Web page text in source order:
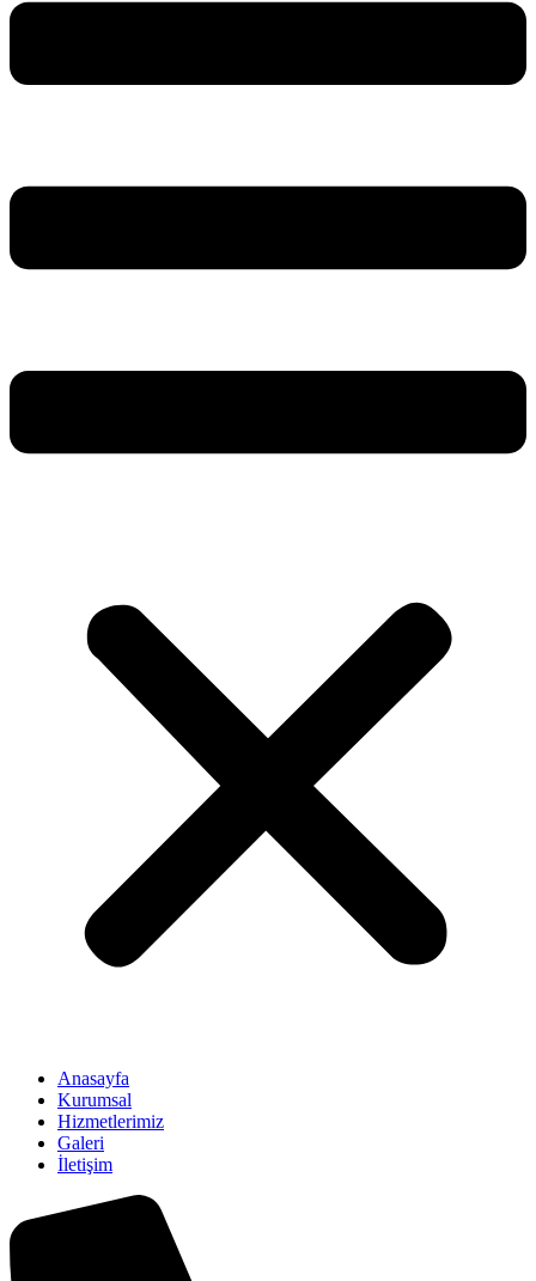
Anasayfa
Kurumsal
Hizmetlerimiz
Galeri
İletişim